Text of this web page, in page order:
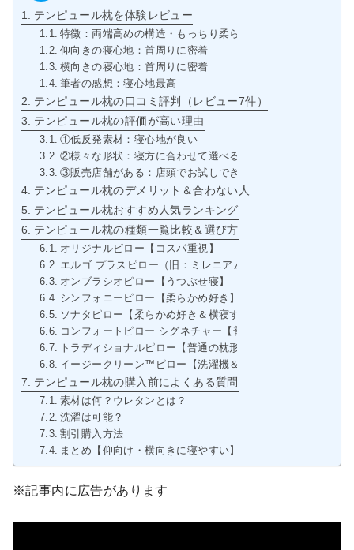
テンピュール枕を体験レビュー
特徴：両端高めの構造・もっちり柔らか
仰向きの寝心地：首周りに密着
横向きの寝心地：首周りに密着
筆者の感想：寝心地最高
テンピュール枕の口コミ評判（レビュー7件）
テンピュール枕の評価が高い理由
①低反発素材：寝心地が良い
②様々な形状：寝方に合わせて選べる
③販売店舗がある：店頭でお試しできる
テンピュール枕のデメリット＆合わない人
テンピュール枕おすすめ人気ランキング
テンピュール枕の種類一覧比較＆選び方
オリジナルピロー【コスパ重視】
エルゴ プラスピロー（旧：ミレニアムピロー）【高級枕＆
オンブラシオピロー【うつぶせ寝】
シンフォニーピロー【柔らかめ好き】
ソナタピロー【柔らかめ好き＆横寝する人】
コンフォートピロー シグネチャー【普通の枕形状が好き】※
トラディショナルピロー【普通の枕形状が好き】
イージークリーン™ピロー【洗濯機＆乾燥機の使用可能】
テンピュール枕の購入前によくある質問
素材は何？ウレタンとは？
洗濯は可能？
割引購入方法
まとめ【仰向け・横向きに寝やすい】テンピュール エルゴ
※記事内に広告があります